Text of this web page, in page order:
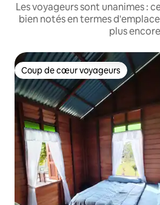
Les voyageurs sont unanimes :
bien notés en termes
plus
Coup de cœur voyageurs
Coup de cœur voyageurs